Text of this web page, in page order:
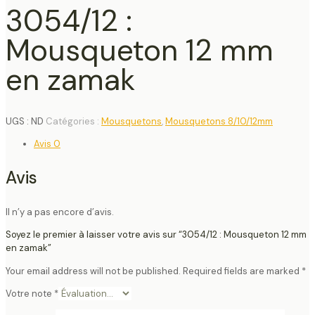
3054/12 :
Mousqueton 12 mm
en zamak
UGS : ND Catégories : Mousquetons,Mousquetons 8/10/12mm
Avis 0
Avis
Il n’y a pas encore d’avis.
Soyez le premier à laisser votre avis sur “3054/12 : Mousqueton 12 mm
en zamak”
Your email address will not be published. Required fields are marked *
Votre note *